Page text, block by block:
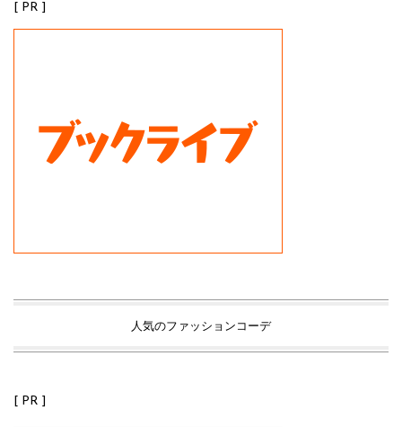
[ PR ]
人気のファッションコーデ
[ PR ]